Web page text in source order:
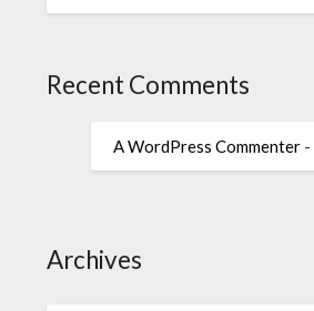
Recent Comments
A WordPress Commenter -
Archives